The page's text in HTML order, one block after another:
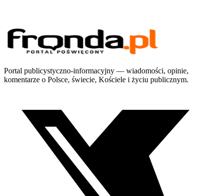
Portal publicystyczno-informacyjny — wiadomości, opinie,
komentarze o Polsce, świecie, Kościele i życiu publicznym.